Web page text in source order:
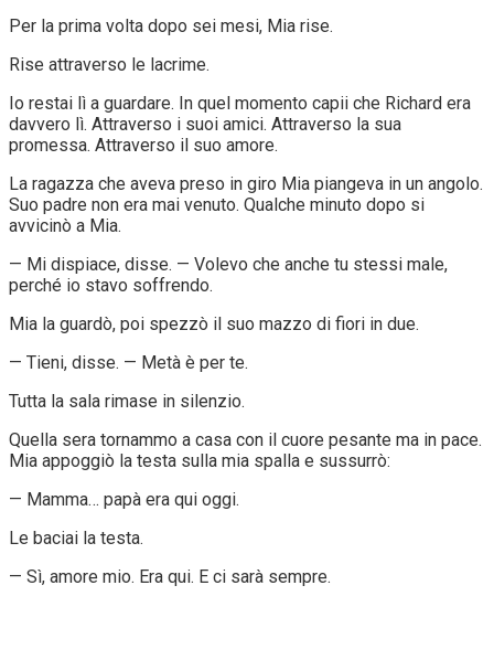
Per la prima volta dopo sei mesi, Mia rise.
Rise attraverso le lacrime.
Io restai lì a guardare. In quel momento capii che Richard era
davvero lì. Attraverso i suoi amici. Attraverso la sua
promessa. Attraverso il suo amore.
La ragazza che aveva preso in giro Mia piangeva in un angolo.
Suo padre non era mai venuto. Qualche minuto dopo si
avvicinò a Mia.
— Mi dispiace, disse. — Volevo che anche tu stessi male,
perché io stavo soffrendo.
Mia la guardò, poi spezzò il suo mazzo di fiori in due.
— Tieni, disse. — Metà è per te.
Tutta la sala rimase in silenzio.
Quella sera tornammo a casa con il cuore pesante ma in pace.
Mia appoggiò la testa sulla mia spalla e sussurrò:
— Mamma… papà era qui oggi.
Le baciai la testa.
— Sì, amore mio. Era qui. E ci sarà sempre.